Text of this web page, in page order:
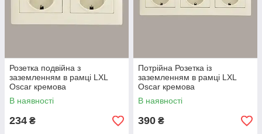
Розетка подвійна з
заземленням в рамці LXL
Oscar кремова
В наявності
234 ₴
Потрійна Розетка із
заземленням в рамці LXL
Oscar кремова
В наявності
390 ₴